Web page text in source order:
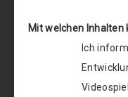
Mit welchen Inhalten
Ich